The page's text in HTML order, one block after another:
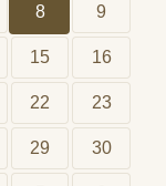
8 9
15 16
22 23
29 30